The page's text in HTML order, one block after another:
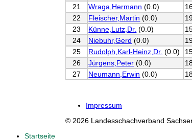
21
Wraga,Hermann (0.0)
22
Fleischer,Martin (0.0)
23
Künne,Lutz,Dr. (0.0)
24
Niebuhr,Gerd (0.0)
25
Rudolph,Karl-Heinz,Dr. (0.0)
26
Jürgens,Peter (0.0)
27
Neumann,Erwin (0.0)
Impressum
© 2026 Landesschachverband
Startseite